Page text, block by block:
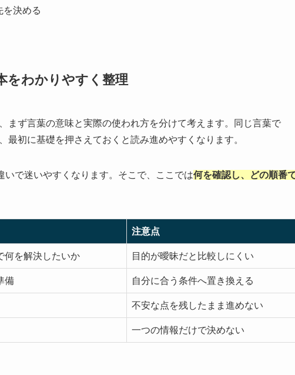
を決める
をわかりやすく整理
まず言葉の意味と実際の使われ方を分けて考えます。同じ言葉で
最初に基礎を押さえておくと読み進めやすくなります。
で迷いやすくなります。そこで、ここでは何を確認し、どの順番
注意点
何を解決したいか 目的が曖昧だと比較しにくい
備 自分に合う条件へ置き換える
不安な点を残したまま進めない
一つの情報だけで決めない